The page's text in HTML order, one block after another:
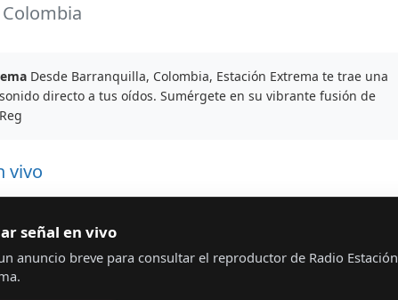
Colombia
Desde Barranquilla, Colombia, Estación Extrema te trae una
directo a tus oídos. Sumérgete en su vibrante fusión de
vivo
señal en vivo
anuncio breve para consultar el reproductor de Radio Estación